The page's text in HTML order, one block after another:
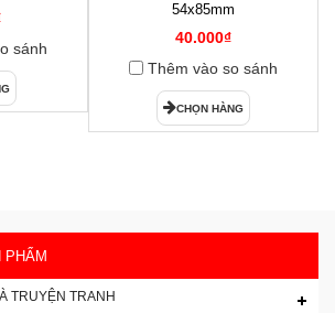
sánh
54x85mm
40.000₫
Thêm vào so sánh
CHỌN HÀNG
PHẨM
TRUYỆN TRANH